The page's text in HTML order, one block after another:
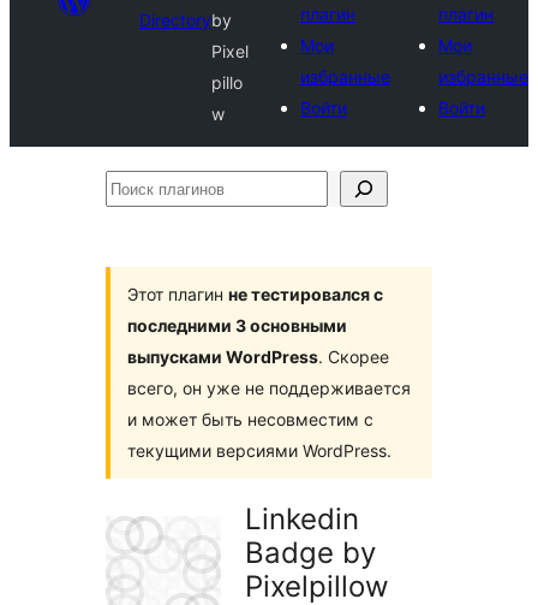
Directoryby
Pixel
pillo
w
плагин
Мои
избранные
Войти
плагин
Мои
избранные
Войти
Поиск
Этот плагин не тестировался с
последними 3 основными
выпусками WordPress. Скорее
всего, он уже не поддерживается
и может быть несовместим с
текущими версиями WordPress.
Linkedin
Badge by
Pixelpillow